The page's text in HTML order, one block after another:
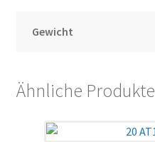
Gewicht
Ähnliche Produkte